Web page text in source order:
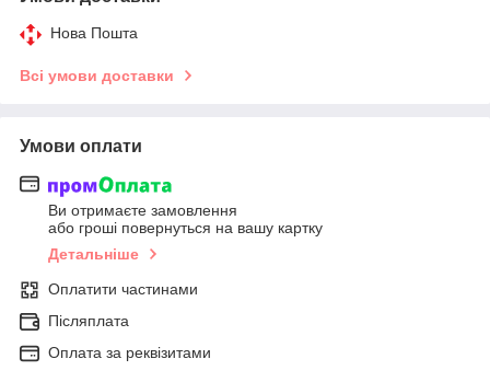
Нова Пошта
Всі умови доставки
Умови оплати
Ви отримаєте замовлення
або гроші повернуться на вашу картку
Детальніше
Оплатити частинами
Післяплата
Оплата за реквізитами